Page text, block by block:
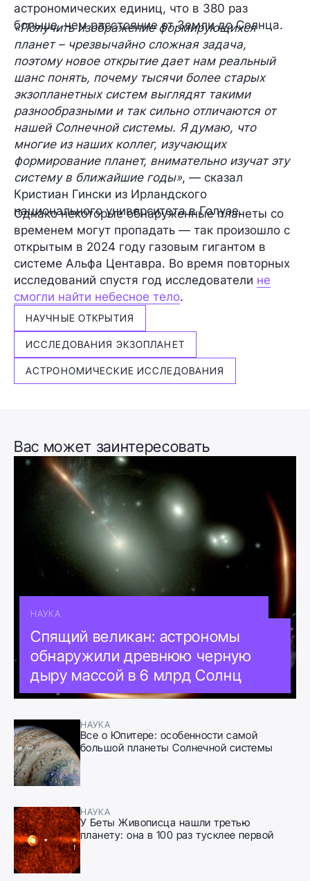
астрономических единиц, что в 380 раз
больше, чем расстояние от Земли до Солнца.
«Получить изображение формирующихся
планет – чрезвычайно сложная задача,
поэтому новое открытие дает нам реальный
шанс понять, почему тысячи более старых
экзопланетных систем выглядят такими
разнообразными и так сильно отличаются от
нашей Солнечной системы. Я думаю, что
многие из наших коллег, изучающих
формирование планет, внимательно изучат эту
систему в ближайшие годы», — сказал
Кристиан Гински из Ирландского
национального университета в Голуэе.
Однако некоторые обнаруженные планеты со
временем могут пропадать — так произошло с
открытым в 2024 году газовым гигантом в
системе Альфа Центавра. Во время повторных
исследований спустя год исследователи не
смогли найти небесное тело.
НАУЧНЫЕ ОТКРЫТИЯ
ИССЛЕДОВАНИЯ ЭКЗОПЛАНЕТ
АСТРОНОМИЧЕСКИЕ ИССЛЕДОВАНИЯ
Вас может заинтересовать
НАУКА
Спящий великан: астрономы
обнаружили древнюю черную
дыру массой в 6 млрд Солнц
НАУКА
Все о Юпитере: особенности самой
большой планеты Солнечной системы
НАУКА
У Беты Живописца нашли третью
планету: она в 100 раз тусклее первой